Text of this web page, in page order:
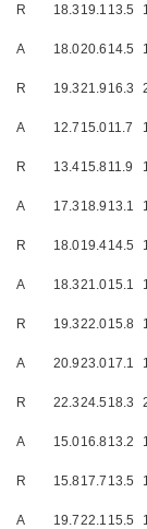
R 18.3 19.1 13.5
A 18.020.6 14.5
R 19.321.9 16.3
A 12.7 15.011.7
R 13.415.811.9
A 17.3 18.9 13.1
R 18.019.414.5
A 18.321.015.1
R 19.322.015.8
A 20.923.017.1
R 22.324.5 18.3
A 15.016.813.2
R 15.817.7 13.5
A 19.722.1 15.5